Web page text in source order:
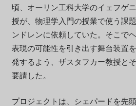
頃、オーリン工科大学のイェフゲ
授が、物理学入門の授業で使う課
ンドレンに依頼していた。そこで
表現の可能性を引き出す舞台装置
発するよう、ザスタフカー教授と
要請した。
プロジェクトは、シェパードを先